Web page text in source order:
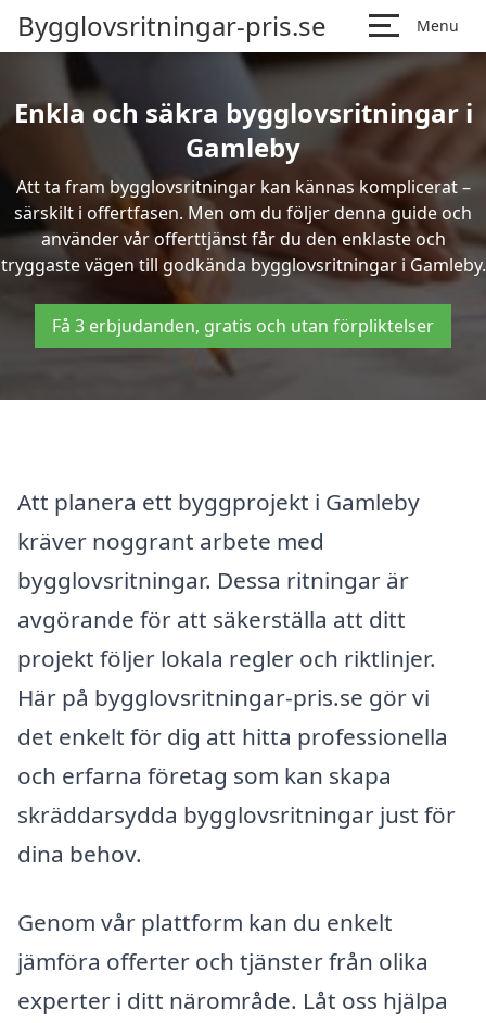
Bygglovsritningar-pris.se Menu
Enkla och säkra bygglovsritningar i
Gamleby
Att ta fram bygglovsritningar kan kännas komplicerat –
särskilt i offertfasen. Men om du följer denna guide och
använder vår offerttjänst får du den enklaste och
tryggaste vägen till godkända bygglovsritningar i Gamleby.
Få 3 erbjudanden, gratis och utan förpliktelser
Att planera ett byggprojekt i Gamleby
kräver noggrant arbete med
bygglovsritningar. Dessa ritningar är
avgörande för att säkerställa att ditt
projekt följer lokala regler och riktlinjer.
Här på bygglovsritningar-pris.se gör vi
det enkelt för dig att hitta professionella
och erfarna företag som kan skapa
skräddarsydda bygglovsritningar just för
dina behov.
Genom vår plattform kan du enkelt
jämföra offerter och tjänster från olika
experter i ditt närområde. Låt oss hjälpa